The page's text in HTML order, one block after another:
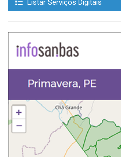
Listar Serviços Digitais